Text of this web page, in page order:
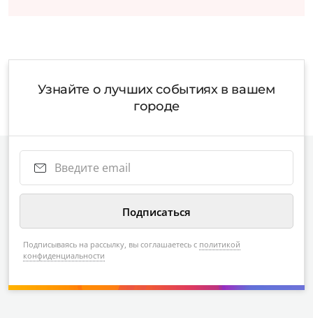
Узнайте о лучших событиях в вашем
городе
Подписываясь на рассылку, вы соглашаетесь с политикой
конфиденциальности